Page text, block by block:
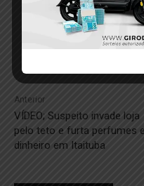
Anterior
VÍDEO; Suspeito invade loja
pelo teto e furta perfumes e
dinheiro em Itaituba